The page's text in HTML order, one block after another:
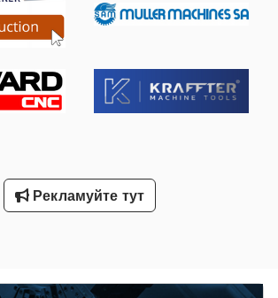
фільтр Пістолет для змивання
туману
Рекламуйте тут